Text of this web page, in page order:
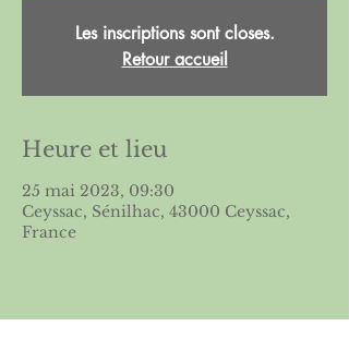
Les inscriptions sont closes.
Retour accueil
Heure et lieu
25 mai 2023, 09:30
Ceyssac, Sénilhac, 43000 Ceyssac,
France